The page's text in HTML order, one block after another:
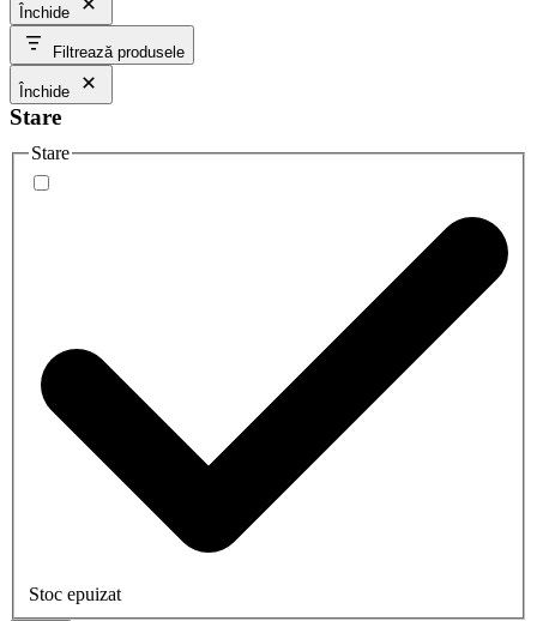
Închide
Filtrează produsele
Închide
Stare
Stare
Stoc epuizat